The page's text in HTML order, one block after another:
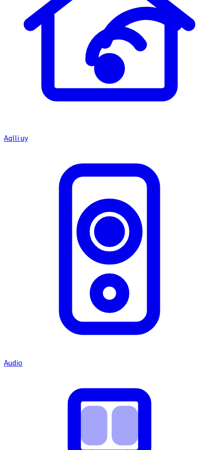
Aqlli uy
Audio